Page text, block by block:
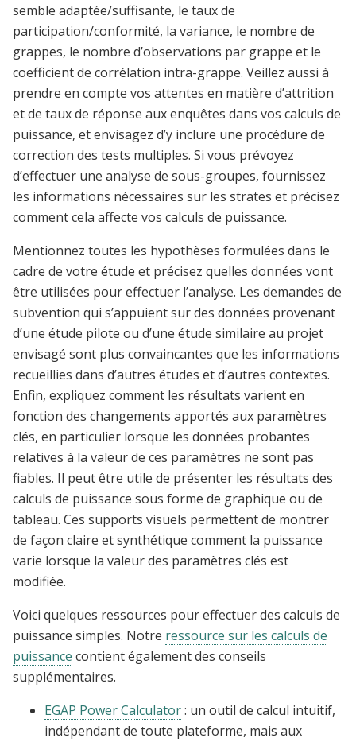
semble adaptée/suffisante, le taux de
participation/conformité, la variance, le nombre de
grappes, le nombre d’observations par grappe et le
coefficient de corrélation intra-grappe. Veillez aussi à
prendre en compte vos attentes en matière d’attrition
et de taux de réponse aux enquêtes dans vos calculs de
puissance, et envisagez d’y inclure une procédure de
correction des tests multiples. Si vous prévoyez
d’effectuer une analyse de sous-groupes, fournissez
les informations nécessaires sur les strates et précisez
comment cela affecte vos calculs de puissance.
Mentionnez toutes les hypothèses formulées dans le
cadre de votre étude et précisez quelles données vont
être utilisées pour effectuer l’analyse. Les demandes de
subvention qui s’appuient sur des données provenant
d’une étude pilote ou d’une étude similaire au projet
envisagé sont plus convaincantes que les informations
recueillies dans d’autres études et d’autres contextes.
Enfin, expliquez comment les résultats varient en
fonction des changements apportés aux paramètres
clés, en particulier lorsque les données probantes
relatives à la valeur de ces paramètres ne sont pas
fiables. Il peut être utile de présenter les résultats des
calculs de puissance sous forme de graphique ou de
tableau. Ces supports visuels permettent de montrer
de façon claire et synthétique comment la puissance
varie lorsque la valeur des paramètres clés est
modifiée.
Voici quelques ressources pour effectuer des calculs de
puissance simples. Notre ressource sur les calculs de
puissance contient également des conseils
supplémentaires.
EGAP Power Calculator: un outil de calcul intuitif,
indépendant de toute plateforme, mais aux